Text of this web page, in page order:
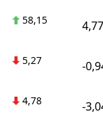
58,15 4,77
5,27 -
4,78 -